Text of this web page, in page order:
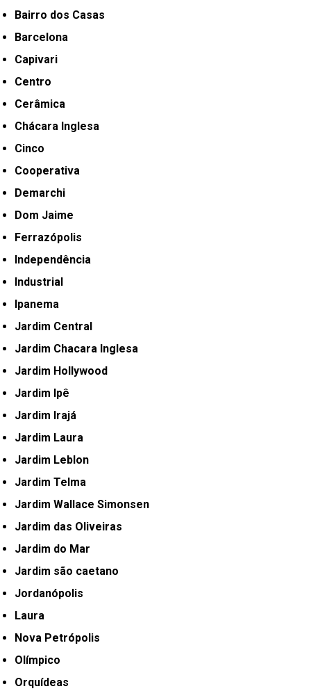
Bairro dos Casas
Barcelona
Capivari
Centro
Cerâmica
Chácara Inglesa
Cinco
Cooperativa
Demarchi
Dom Jaime
Ferrazópolis
Independência
Industrial
Ipanema
Jardim Central
Jardim Chacara Inglesa
Jardim Hollywood
Jardim Ipê
Jardim Irajá
Jardim Laura
Jardim Leblon
Jardim Telma
Jardim Wallace Simonsen
Jardim das Oliveiras
Jardim do Mar
Jardim são caetano
Jordanópolis
Laura
Nova Petrópolis
Olímpico
Orquídeas